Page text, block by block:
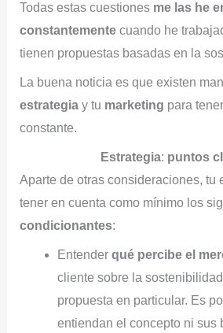
Todas estas cuestiones me las he
constantementecuando he
tienen propuestas basadas en la
La buena noticia es que existen
estrategiay tu marketing para
constante.
Estrategia: puntos
Aparte de otras consideraciones, tu
tener en cuenta como mínimo los
condicionantes:
Entender qué percibe el
cliente sobre la
propuesta en particular. Es
entiendan el concepto ni sus